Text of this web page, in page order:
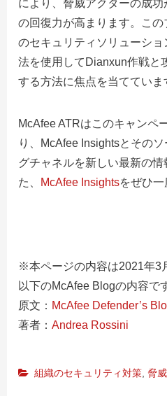
により、脅威アクターの成
の回復力が高まります。こ
のセキュリティソリューシ
法を使用してDianxun作戦と
する方法に焦点を当てていま
McAfee ATRはこのキャンペ
り、McAfee Insightsとその
グチャネルを新しい最新の
た、
McAfee Insightsをぜひ一
※本ページの内容は2021年3
以下のMcAfee Blogの内容で
原文： McAfee Defender’s
著者： Andrea Rossini
組織のセキュリティ対策, 脅